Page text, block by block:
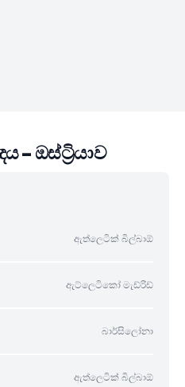
– ඔස්ට්‍රියාව
ඇත්ලෙටික් බිල්බාඕ
ඇට්ලෙටිකෝ මැඩ්රිඩ්
බාර්සිලෝනා
ඇත්ලෙටික් බිල්බාඕ